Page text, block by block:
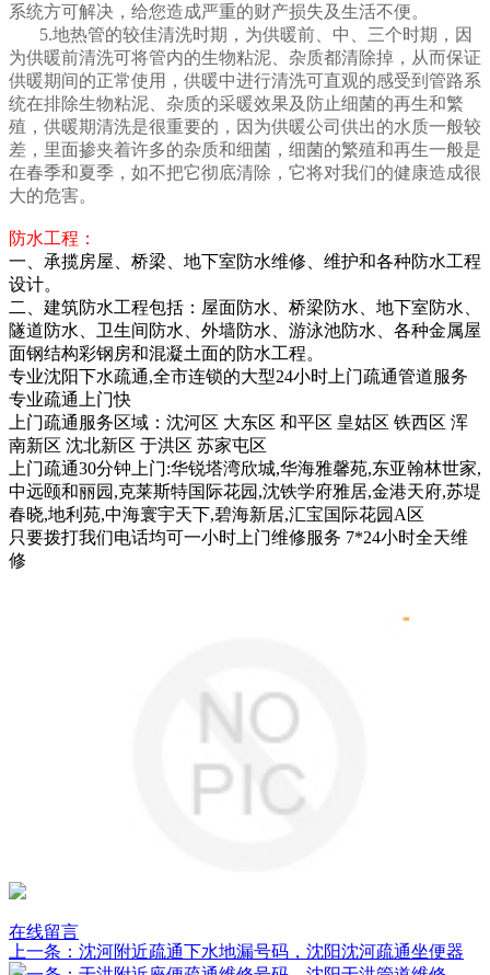
系统方可解决，给您造成严重的财产损失及生活不便。
5.地热管的较佳清洗时期，为供暖前、中、三个时期，因
为供暖前清洗可将管内的生物粘泥、杂质都清除掉，从而保证
供暖期间的正常使用，供暖中进行清洗可直观的感受到管路系
统在排除生物粘泥、杂质的采暖效果及防止细菌的再生和繁
殖，供暖期清洗是很重要的，因为供暖公司供出的水质一般较
差，里面掺夹着许多的杂质和细菌，细菌的繁殖和再生一般是
在春季和夏季，如不把它彻底清除，它将对我们的健康造成很
大的危害。
防水工程：
一、承揽房屋、桥梁、地下室防水维修、维护和各种防水工程
设计。
二、建筑防水工程包括：屋面防水、桥梁防水、地下室防水、
隧道防水、卫生间防水、外墙防水、游泳池防水、各种金属屋
面钢结构彩钢房和混凝土面的防水工程。
专业沈阳下水疏通,全市连锁的大型24小时上门疏通管道服务
专业疏通上门快
上门疏通服务区域：沈河区 大东区 和平区 皇姑区 铁西区 浑
南新区 沈北新区 于洪区 苏家屯区
上门疏通30分钟上门:华锐塔湾欣城,华海雅馨苑,东亚翰林世家,
中远颐和丽园,克莱斯特国际花园,沈铁学府雅居,金港天府,苏堤
春晓,地利苑,中海寰宇天下,碧海新居,汇宝国际花园A区
只要拨打我们电话均可一小时上门维修服务 7*24小时全天维
修
上一条：沈河附近疏通下水地漏号码，沈阳沈河疏通坐便器
在线留言